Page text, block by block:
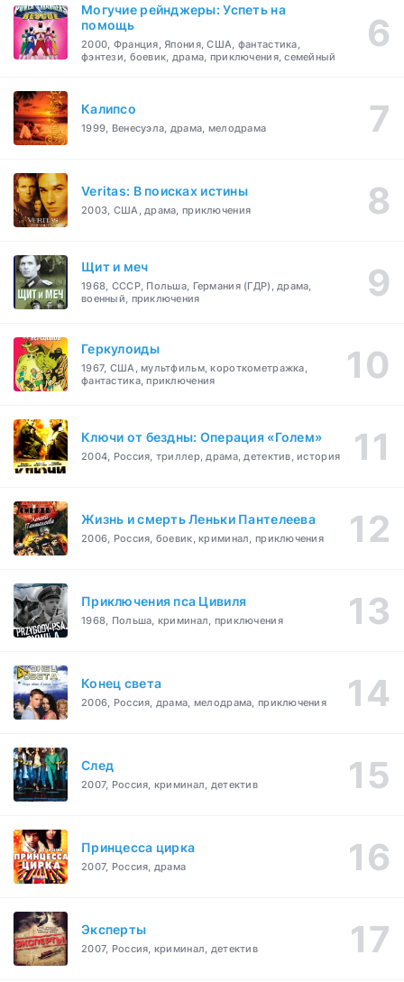
Могучие рейнджеры: Успеть на
помощь
2000, Франция, Япония, США, фантастика,
фэнтези, боевик, драма, приключения, семейный
Калипсо
1999, Венесуэла, драма, мелодрама
Veritas: В поисках истины
2003, США, драма, приключения
Щит и меч
1968, СССР, Польша, Германия (ГДР), драма,
военный, приключения
Геркулоиды
1967, США, мультфильм, короткометражка,
фантастика, приключения
Ключи от бездны: Операция «Голем»
2004, Россия, триллер, драма, детектив, история
Жизнь и смерть Леньки Пантелеева
2006, Россия, боевик, криминал, приключения
Приключения пса Цивиля
1968, Польша, криминал, приключения
Конец света
2006, Россия, драма, мелодрама, приключения
След
2007, Россия, криминал, детектив
Принцесса цирка
2007, Россия, драма
Эксперты
2007, Россия, криминал, детектив